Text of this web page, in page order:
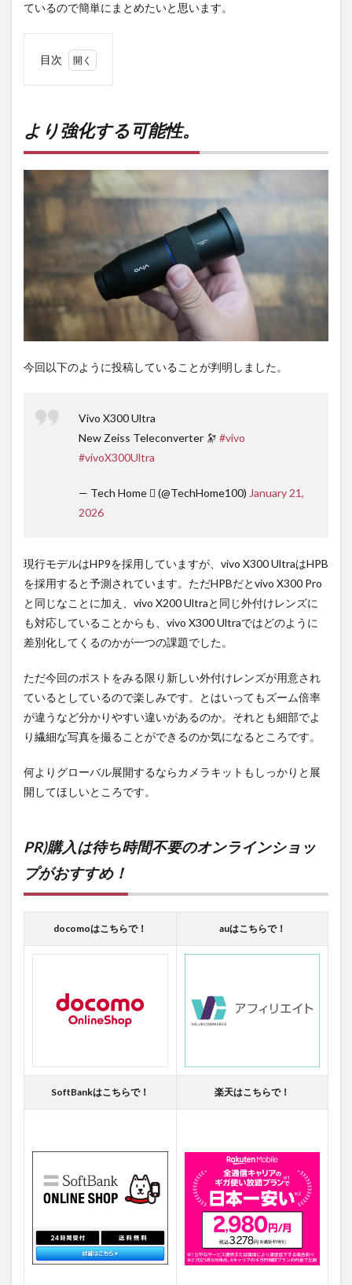
ているので簡単にまとめたいと思います。
目次
する
可能
性。
PR)
ち時
オン
ンシ
す
め！
より強化する可能性。
今回以下のように投稿していることが判明しました。
Vivo X300 Ultra
New Zeiss Teleconverter 🔭 #vivo
#vivoX300Ultra
— Tech Home  (@TechHome100) January 21,
2026
現行モデルはHP9を採用していますが、vivo X300 UltraはHPB
を採用すると予測されています。ただHPBだとvivo X300 Pro
と同じなことに加え、vivo X200 Ultraと同じ外付けレンズに
も対応していることからも、vivo X300 Ultraではどのように
差別化してくるのかが一つの課題でした。
ただ今回のポストをみる限り新しい外付けレンズが用意され
ているとしているので楽しみです。とはいってもズーム倍率
が違うなど分かりやすい違いがあるのか。それとも細部でよ
り繊細な写真を撮ることができるのか気になるところです。
何よりグローバル展開するならカメラキットもしっかりと展
開してほしいところです。
PR)購入は待ち時間不要のオンラインショッ
プがおすすめ！
docomoはこちらで！ auはこちらで！
SoftBankはこちらで！ 楽天はこちらで！